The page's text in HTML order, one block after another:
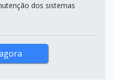
dos sistemas